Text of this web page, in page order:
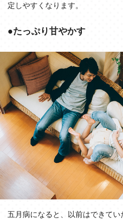
定しやすくなります。
●たっぷり甘やかす
五月病になると、以前はできて